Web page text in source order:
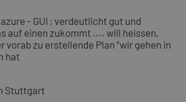
- GUI ; verdeutlicht gut und
auf einen zukommt .... will heissen,
vorab zu erstellende Plan "wir gehen in
hat
Stuttgart